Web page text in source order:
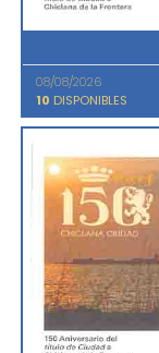
08/08/2026
10 DISPONIBLES